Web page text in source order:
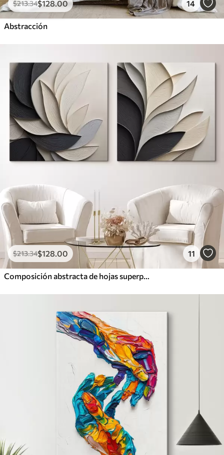
$213.34$128.00 14
Abstracción
$213.34$128.00 11
Composición abstracta de hojas superpuestas, formas curvas en negro, blanco y beige, arte texturizado